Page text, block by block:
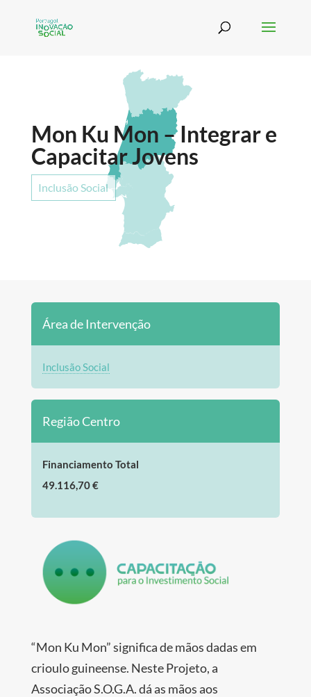
Mon Ku Mon – Integrar e
Capacitar Jovens
Inclusão Social
Área de Intervenção
Inclusão Social
Região Centro
Financiamento Total
49.116,70 €
“Mon Ku Mon” significa de mãos dadas em
crioulo guineense. Neste Projeto, a
Associação S.O.G.A. dá as mãos aos